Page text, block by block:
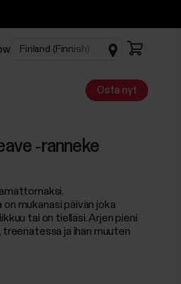
Osta nyt
‑ranneke
mukanasi päivän joka
tai on tielläsi. Arjen pieni
treenatessa ja ihan muuten